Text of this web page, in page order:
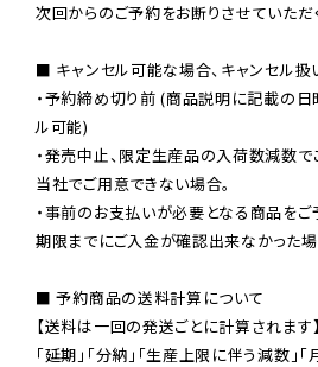
次回からのご予約をお断りさせていただ
■ キャンセル可能な場合、キャンセル扱
・予約締め切り前 (商品説明に記載の
ル可能)
・発売中止、限定生産品の入荷数減数
当社でご用意できない場合。
・事前のお支払いが必要となる商品をご
期限までにご入金が確認出来なかった場
■ 予約商品の送料計算について
【送料は一回の発送ごとに計算されます】
「延期」「分納」「生産上限に伴う減数」